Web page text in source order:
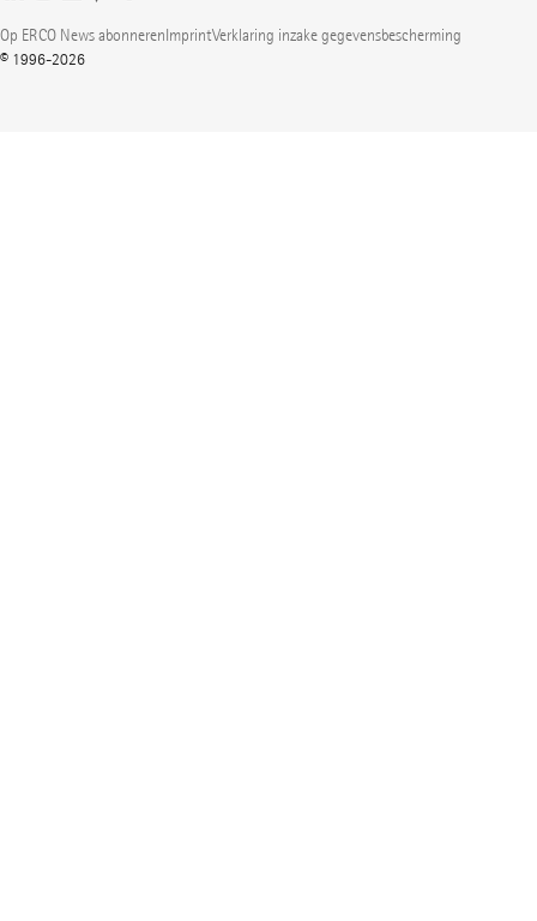
Op ERCO News abonnerenImprintVerklaring inzake gegevensbescherming
© 1996-2026